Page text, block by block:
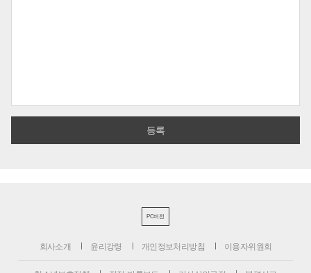
PC버전
회사소개 윤리강령 개인정보처리방침 이용자위원회